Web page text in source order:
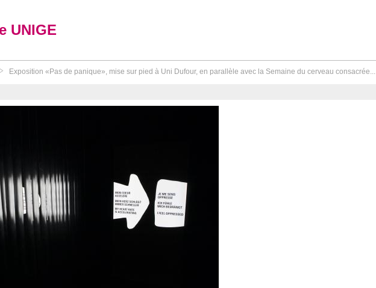
UNIGE
Exposition «Pas de panique», mise sur pied à Uni Dufour, en parallèle avec la Semaine du cerveau consacrée...